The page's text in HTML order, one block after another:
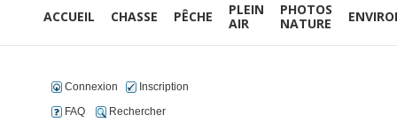
ACCUEIL CHASSE PÊCHE
PLEIN
AIR
PHOTOS
NATURE
Connexion
Inscription
FAQ
Rechercher